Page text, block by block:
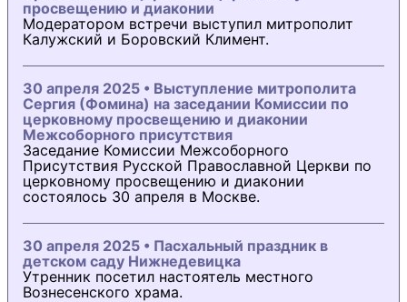
просвещению и диаконии
Модератором встречи выступил митрополит
Калужский и Боровский Климент.
30 апреля 2025 • Выступление митрополита
Сергия (Фомина) на заседании Комиссии по
церковному просвещению и диаконии
Межсоборного присутствия
Заседание Комиссии Межсоборного
Присутствия Русской Православной Церкви по
церковному просвещению и диаконии
состоялось 30 апреля в Москве.
30 апреля 2025 • Пасхальный праздник в
детском саду Нижнедевицка
Утренник посетил настоятель местного
Вознесенского храма.